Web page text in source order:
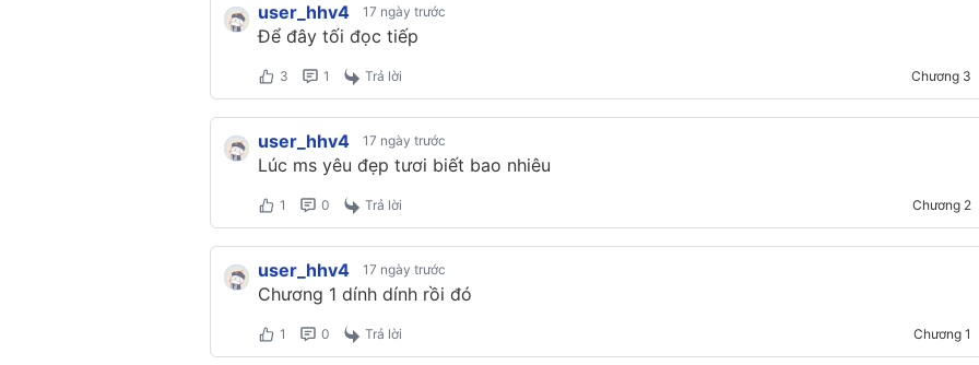
user_hhv4 17 ngày trước
Để đây tối đọc tiếp
3 1 Trả lời Chương 3
user_hhv4 17 ngày trước
Lúc ms yêu đẹp tươi biết bao nhiêu
1 0 Trả lời Chương 2
user_hhv4 17 ngày trước
Chương 1 dính dính rồi đó
1 0 Trả lời Chương 1